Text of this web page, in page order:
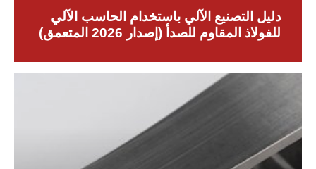
دليل التصنيع الآلي باستخدام الحاسب الآلي
للفولاذ المقاوم للصدأ (إصدار 2026 المتعمق)